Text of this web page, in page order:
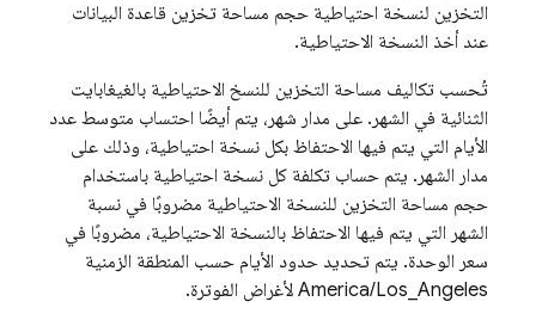
التخزين لنسخة احتياطية حجم مساحة تخزين قاعدة البيانات
عند أخذ النسخة الاحتياطية.
تُحسب تكاليف مساحة التخزين للنسخ الاحتياطية بالغيغابايت
الثنائية في الشهر. على مدار شهر، يتم أيضًا احتساب متوسط عدد
الأيام التي يتم فيها الاحتفاظ بكل نسخة احتياطية، وذلك على
مدار الشهر. يتم حساب تكلفة كل نسخة احتياطية باستخدام
حجم مساحة التخزين للنسخة الاحتياطية مضروبًا في نسبة
الشهر التي يتم فيها الاحتفاظ بالنسخة الاحتياطية، مضروبًا في
سعر الوحدة. يتم تحديد حدود الأيام حسب المنطقة الزمنية
America/Los_Angeles لأغراض الفوترة.